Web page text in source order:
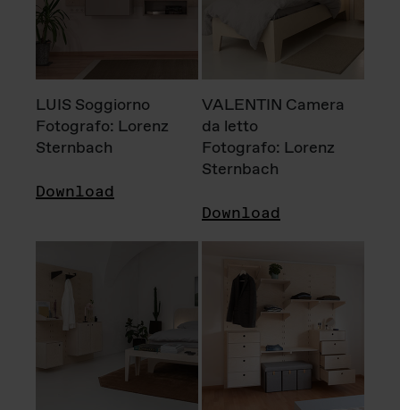
LUIS Soggiorno
Fotografo: Lorenz
Sternbach
Download
VALENTIN Camera
da letto
Fotografo: Lorenz
Sternbach
Download